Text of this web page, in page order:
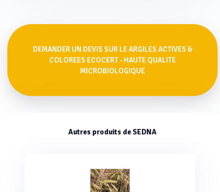
DEMANDER UN DEVIS SUR LE ARGILES ACTIVES &
COLOREES ECOCERT - HAUTE QUALITE
MICROBIOLOGIQUE
Autres produits de SEDNA